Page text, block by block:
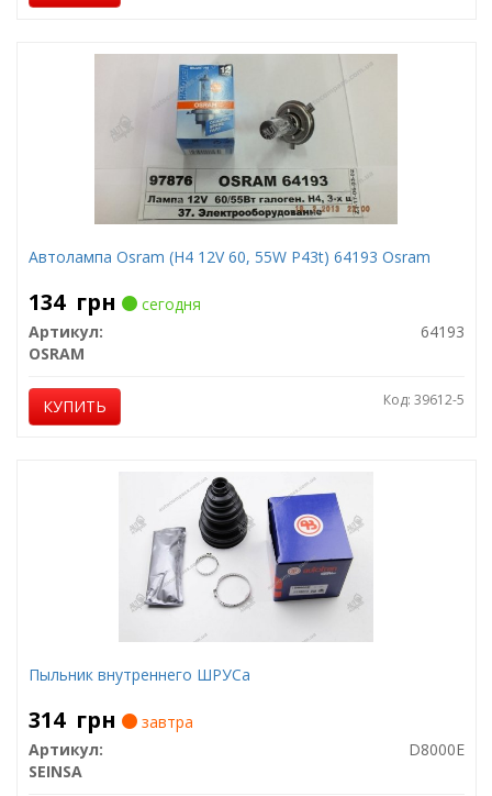
Автолампа Osram (H4 12V 60, 55W P43t) 64193 Osram
134 грн
сегодня
Артикул:
64193
OSRAM
КУПИТЬ Код: 39612-5
Пыльник внутреннего ШРУСа
314 грн
завтра
Артикул:
D8000E
SEINSA